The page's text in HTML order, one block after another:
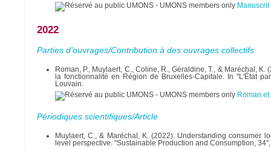
2022
Parties d’ouvrages/Contribution à des ouvrages collectifs
Roman, P., Muylaert, C., Coline, R., Géraldine, T., & Maréchal,
la fonctionnalité en Région de Bruxelles-Capitale. In "L'État
Louvain.
Roman
Périodiques scientifiques/Article
Muylaert, C., & Maréchal, K. (2022). Understanding consumer
level perspective. "Sustainable Production and Consumption,